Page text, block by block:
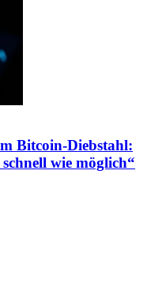
Bitcoin-Diebstahl:
wie möglich“